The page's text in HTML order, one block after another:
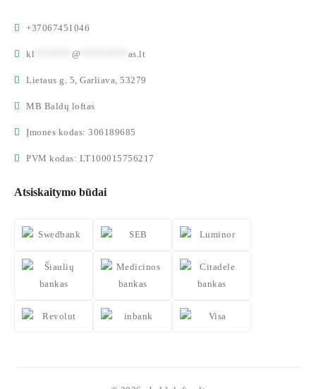
+37067451046
kl @ as.lt
Lietaus g. 5, Garliava, 53279
MB Baldų loftas
Įmonės kodas: 306189685
PVM kodas: LT100015756217
Atsiskaitymo būdai